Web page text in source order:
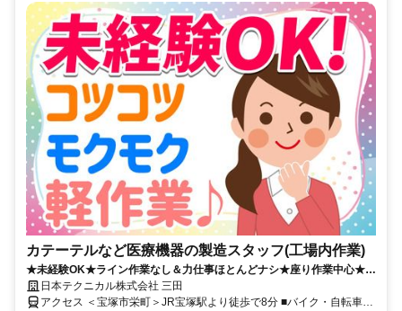
カテーテルなど医療機器の製造スタッフ(工場内作業)
★未経験OK★ライン作業なし＆力仕事ほとんどナシ★座り作業中心★空
調完備のクリーンな環境★土日祝休み
日本テクニカル株式会社 三田
アクセス ＜宝塚市栄町＞JR宝塚駅より徒歩で8分 ■バイク・自転車通